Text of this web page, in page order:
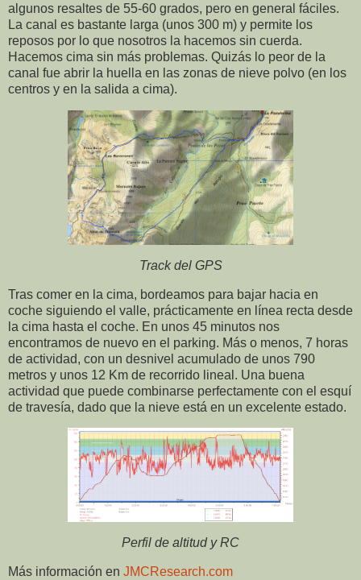
algunos resaltes de 55-60 grados, pero en general fáciles.
La canal es bastante larga (unos 300 m) y permite los
reposos por lo que nosotros la hacemos sin cuerda.
Hacemos cima sin más problemas. Quizás lo peor de la
canal fue abrir la huella en las zonas de nieve polvo (en los
centros y en la salida a cima).
Track del GPS
Tras comer en la cima, bordeamos para bajar hacia en
coche siguiendo el valle, prácticamente en línea recta desde
la cima hasta el coche. En unos 45 minutos nos
encontramos de nuevo en el parking. Más o menos, 7 horas
de actividad, con un desnivel acumulado de unos 790
metros y unos 12 Km de recorrido lineal. Una buena
actividad que puede combinarse perfectamente con el esquí
de travesía, dado que la nieve está en un excelente estado.
Perfil de altitud y RC
Más información en JMCResearch.com